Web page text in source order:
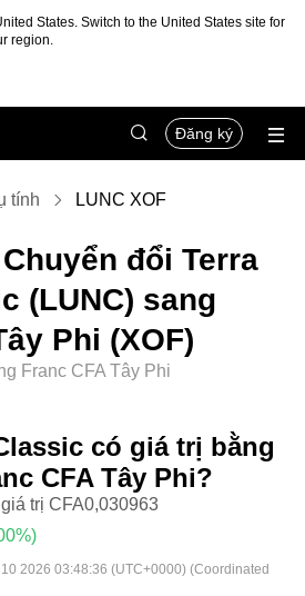
States. Switch to the United States site for
region.
Đăng ký
tính LUNC XOF
đổi Terra
(LUNC) sang
Phi (XOF)
Franc CFA Tây Phi
có giá trị bằng
CFA Tây Phi?
trị CFA0,030963
10 2026 03:48:36 (UTC+0000) (Coordinated